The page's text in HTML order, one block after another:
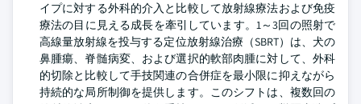
イプに対する外科的介入と比較して放射線療法および免疫
療法の目に見える成長を牽引しています。1～3回の照射で
高線量放射線を投与する定位放射線治療（SBRT）は、犬の
鼻腫瘍、脊髄病変、および選択的軟部肉腫に対して、外科
的切除と比較して手技関連の合併症を最小限に抑えながら
持続的な局所制御を提供します。このシフトは、複数回の